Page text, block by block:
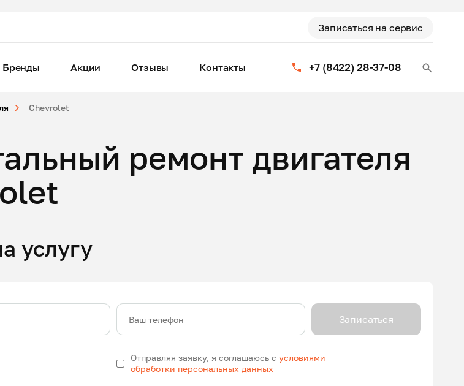
Записаться на сервис
+7 (8422) 28-37-08
Бренды Акции Отзывы Контакты
Chevrolet
ремонт двигателя
услугу
Ваш телефон
Отправляя заявку, я соглашаюсь сусловиями
обработки персональных данных
Записаться